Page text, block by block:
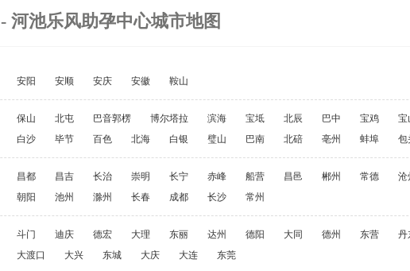
- 河池乐风助孕中心城市地图
安阳 安顺 安庆 安徽 鞍山
保山 北屯 巴音郭楞 博尔塔拉 滨海 宝坻 北辰 巴中 宝鸡 宝
白沙 毕节 百色 北海 白银 璧山 巴南 北碚 亳州 蚌埠 包
昌都 昌吉 长治 崇明 长宁 赤峰 船营 昌邑 郴州 常德 沧
朝阳 池州 滁州 长春 成都 长沙 常州
斗门 迪庆 德宏 大理 东丽 达州 德阳 大同 德州 东营 丹
大渡口 大兴 东城 大庆 大连 东莞